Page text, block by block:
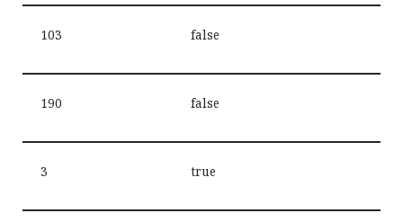
103 false
190 false
3 true